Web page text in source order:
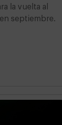
la vuelta al
septiembre.